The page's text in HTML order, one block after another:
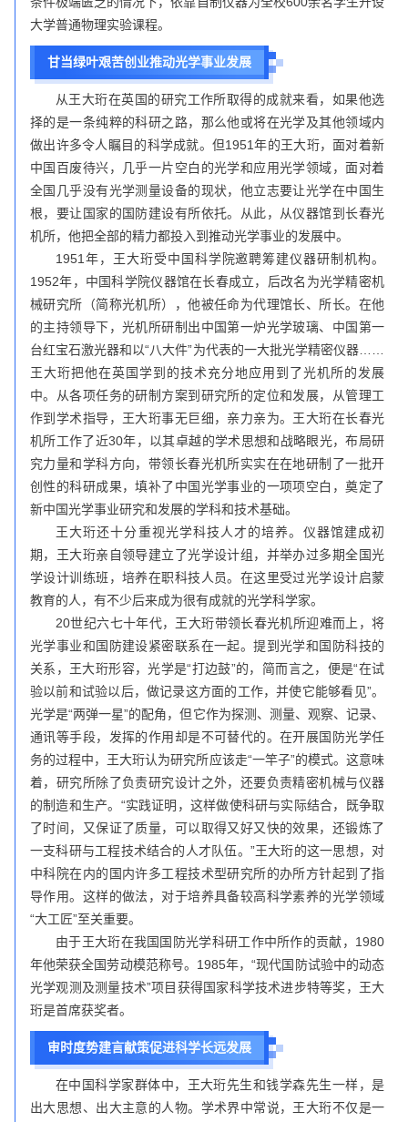
大学普通物理实验课程。
甘当绿叶艰苦创业推动光学事业发展
从王大珩在英国的研究工作所取得的成就来看，如果他选
择的是一条纯粹的科研之路，那么他或将在光学及其他领域内
做出许多令人瞩目的科学成就。但1951年的王大珩，面对着新
中国百废待兴，几乎一片空白的光学和应用光学领域，面对着
全国几乎没有光学测量设备的现状，他立志要让光学在中国生
根，要让国家的国防建设有所依托。从此，从仪器馆到长春光
机所，他把全部的精力都投入到推动光学事业的发展中。
1951年，王大珩受中国科学院邀聘筹建仪器研制机构。
1952年，中国科学院仪器馆在长春成立，后改名为光学精密机
械研究所（简称光机所），他被任命为代理馆长、所长。在他
的主持领导下，光机所研制出中国第一炉光学玻璃、中国第一
台红宝石激光器和以“八大件”为代表的一大批光学精密仪器……
王大珩把他在英国学到的技术充分地应用到了光机所的发展
中。从各项任务的研制方案到研究所的定位和发展，从管理工
作到学术指导，王大珩事无巨细，亲力亲为。王大珩在长春光
机所工作了近30年，以其卓越的学术思想和战略眼光，布局研
究力量和学科方向，带领长春光机所实实在在地研制了一批开
创性的科研成果，填补了中国光学事业的一项项空白，奠定了
新中国光学事业研究和发展的学科和技术基础。
王大珩还十分重视光学科技人才的培养。仪器馆建成初
期，王大珩亲自领导建立了光学设计组，并举办过多期全国光
学设计训练班，培养在职科技人员。在这里受过光学设计启蒙
教育的人，有不少后来成为很有成就的光学科学家。
20世纪六七十年代，王大珩带领长春光机所迎难而上，将
光学事业和国防建设紧密联系在一起。提到光学和国防科技的
关系，王大珩形容，光学是“打边鼓”的，简而言之，便是“在试
验以前和试验以后，做记录这方面的工作，并使它能够看见”。
光学是“两弹一星”的配角，但它作为探测、测量、观察、记录、
通讯等手段，发挥的作用却是不可替代的。在开展国防光学任
务的过程中，王大珩认为研究所应该走“一竿子”的模式。这意味
着，研究所除了负责研究设计之外，还要负责精密机械与仪器
的制造和生产。“实践证明，这样做使科研与实际结合，既争取
了时间，又保证了质量，可以取得又好又快的效果，还锻炼了
一支科研与工程技术结合的人才队伍。”王大珩的这一思想，对
中科院在内的国内许多工程技术型研究所的办所方针起到了指
导作用。这样的做法，对于培养具备较高科学素养的光学领域
“大工匠”至关重要。
由于王大珩在我国国防光学科研工作中所作的贡献，1980
年他荣获全国劳动模范称号。1985年，“现代国防试验中的动态
光学观测及测量技术”项目获得国家科学技术进步特等奖，王大
珩是首席获奖者。
审时度势建言献策促进科学长远发展
在中国科学家群体中，王大珩先生和钱学森先生一样，是
出大思想、出大主意的人物。学术界中常说，王大珩不仅是一